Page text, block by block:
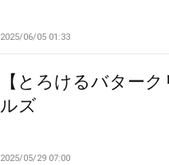
2025/06/05 01:33
【とろけるバター
ルズ
2025/05/29 07:00